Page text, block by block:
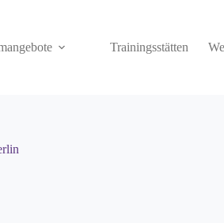
Trainingsstätten